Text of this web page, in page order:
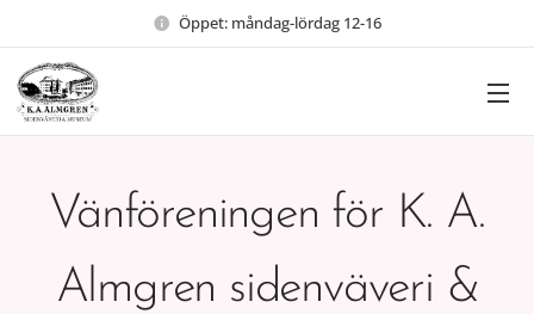
Öppet: måndag-lördag 12-16
Vänföreningen för K. A.
Almgren sidenväveri &